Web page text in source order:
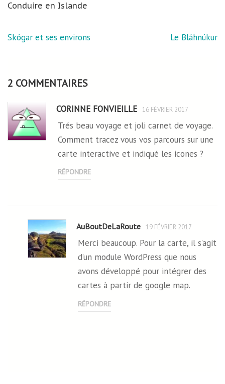
Conduire en Islande
Navigation
Skógar et ses environs Le Bláhnúkur
2 COMMENTAIRES
CORINNE FONVIEILLE 16 FÉVRIER 2017
Trés beau voyage et joli carnet de voyage.
Comment tracez vous vos parcours sur une
carte interactive et indiqué les icones ?
RÉPONDRE
AuBoutDeLaRoute 19 FÉVRIER 2017
Merci beaucoup. Pour la carte, il s’agit
d’un module WordPress que nous
avons développé pour intégrer des
cartes à partir de google map.
RÉPONDRE